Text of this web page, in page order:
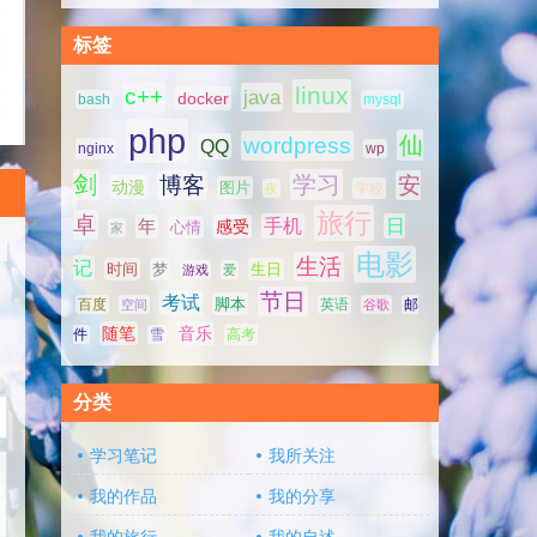
标签
bash c++ docker java linux mysql
nginx php QQ wordpress wp
仙
剑
动漫 博客 图片 夜 学习 学校
安
卓
家 年 心情 感受 手机 旅行 日
记 时间 梦 游戏 爱 生日 生活 电影
百度 空间 考试 脚本 节日 英语 谷歌 邮
件 随笔 雪 音乐 高考
分类
学习笔记 我所关注
我的作品 我的分享